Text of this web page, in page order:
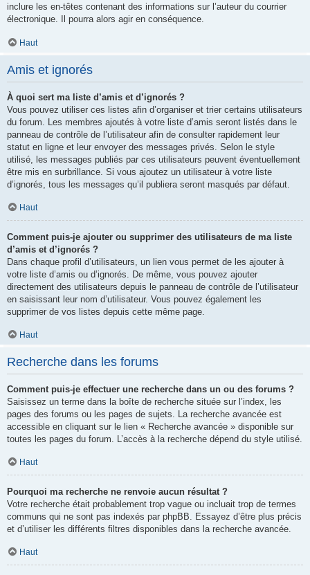
inclure les en-têtes contenant des informations sur l’auteur du courrier
électronique. Il pourra alors agir en conséquence.
Haut
Amis et ignorés
À quoi sert ma liste d’amis et d’ignorés ?
Vous pouvez utiliser ces listes afin d’organiser et trier certains utilisateurs
du forum. Les membres ajoutés à votre liste d’amis seront listés dans le
panneau de contrôle de l’utilisateur afin de consulter rapidement leur
statut en ligne et leur envoyer des messages privés. Selon le style
utilisé, les messages publiés par ces utilisateurs peuvent éventuellement
être mis en surbrillance. Si vous ajoutez un utilisateur à votre liste
d’ignorés, tous les messages qu’il publiera seront masqués par défaut.
Haut
Comment puis-je ajouter ou supprimer des utilisateurs de ma liste
d’amis et d’ignorés ?
Dans chaque profil d’utilisateurs, un lien vous permet de les ajouter à
votre liste d’amis ou d’ignorés. De même, vous pouvez ajouter
directement des utilisateurs depuis le panneau de contrôle de l’utilisateur
en saisissant leur nom d’utilisateur. Vous pouvez également les
supprimer de vos listes depuis cette même page.
Haut
Recherche dans les forums
Comment puis-je effectuer une recherche dans un ou des forums ?
Saisissez un terme dans la boîte de recherche située sur l’index, les
pages des forums ou les pages de sujets. La recherche avancée est
accessible en cliquant sur le lien « Recherche avancée » disponible sur
toutes les pages du forum. L’accès à la recherche dépend du style utilisé.
Haut
Pourquoi ma recherche ne renvoie aucun résultat ?
Votre recherche était probablement trop vague ou incluait trop de termes
communs qui ne sont pas indexés par phpBB. Essayez d’être plus précis
et d’utiliser les différents filtres disponibles dans la recherche avancée.
Haut